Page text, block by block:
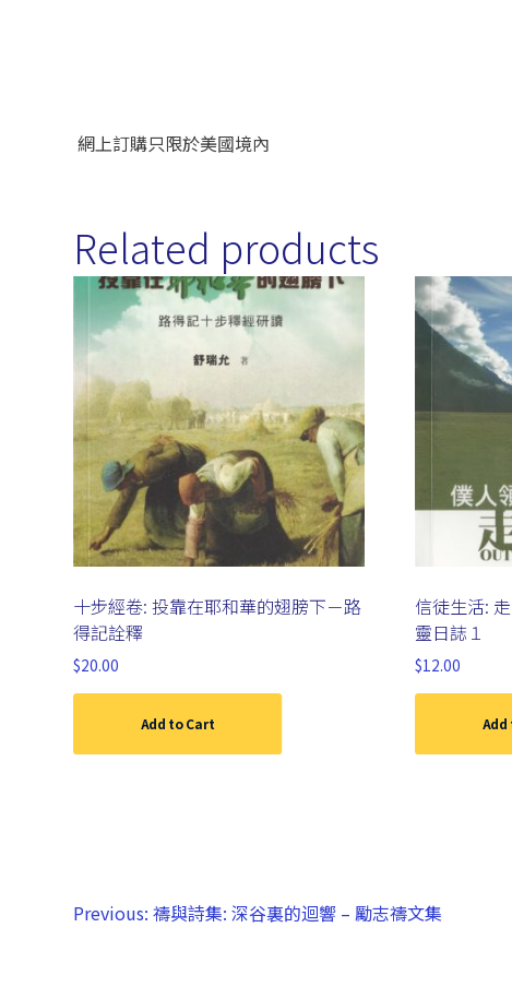
網上訂購只限於美國境內
Related products
十步經卷: 投靠在耶和華的翅膀下－路
得記詮釋
$20.00
Add to Cart
信徒生活:
靈日誌１
$12.00
Add
Previous: 禱與詩集: 深谷裏的迴響 – 勵志禱文集